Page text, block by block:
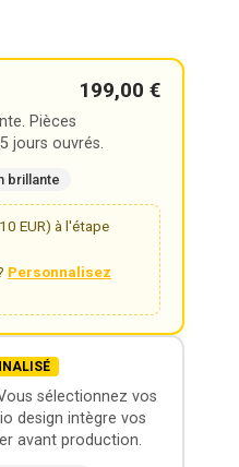
199,00 €
Pièces
jours ouvrés.
brillante
EUR) à l'étape
Personnalisez
sélectionnez vos
design intègre vos
avant production.